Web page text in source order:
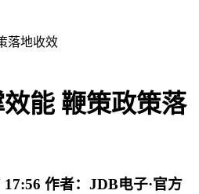
落地收效
能 鞭策政策落
17:56 作者： JDB电子·官方